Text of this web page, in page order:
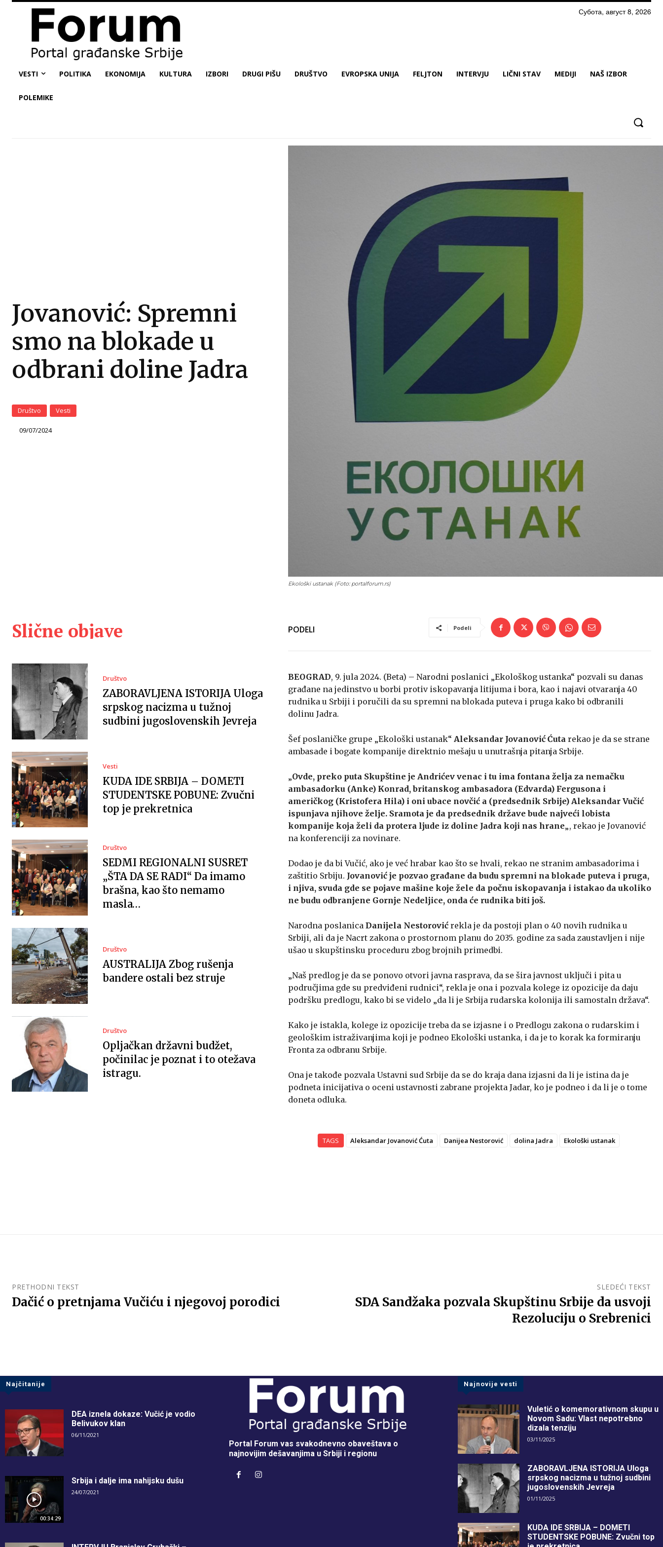
Субота, август 8, 2026
VESTI POLITIKA EKONOMIJA KULTURA IZBORI DRUGI PIŠU DRUŠTVO EVROPSKA UNIJA FELJTON INTERVJU LIČNI STAV MEDIJI NAŠ IZBOR
POLEMIKE
Jovanović: Spremni
smo na blokade u
odbrani doline Jadra
Društvo Vesti
09/07/2024
Ekološki ustanak (Foto: portalforum.rs)
Slične objave
Društvo
ZABORAVLJENA ISTORIJA Uloga
srpskog nacizma u tužnoj
sudbini jugoslovenskih Jevreja
Vesti
KUDA IDE SRBIJA – DOMETI
STUDENTSKE POBUNE: Zvučni
top je prekretnica
Društvo
SEDMI REGIONALNI SUSRET
„ŠTA DA SE RADI“ Da imamo
brašna, kao što nemamo
masla…
Društvo
AUSTRALIJA Zbog rušenja
bandere ostali bez struje
Društvo
Opljačkan državni budžet,
počinilac je poznat i to otežava
istragu.
PODELI Podeli
BEOGRAD, 9. jula 2024. (Beta) – Narodni poslanici „Ekološkog ustanka“ pozvali su danas
građane na jedinstvo u borbi protiv iskopavanja litijuma i bora, kao i najavi otvaranja 40
rudnika u Srbiji i poručili da su spremni na blokada puteva i pruga kako bi odbranili
dolinu Jadra.
Šef poslaničke grupe „Ekološki ustanak“ Aleksandar Jovanović Ćuta rekao je da se strane
ambasade i bogate kompanije direktnio mešaju u unutrašnja pitanja Srbije.
„Ovde, preko puta Skupštine je Andrićev venac i tu ima fontana želja za nemačku
ambasadorku (Anke) Konrad, britanskog ambasadora (Edvarda) Fergusona i
američkog (Kristofera Hila) i oni ubace novčić a (predsednik Srbije) Aleksandar Vučić
ispunjava njihove želje. Sramota je da predsednik države bude najveći lobista
kompanije koja želi da protera ljude iz doline Jadra koji nas hrane„, rekao je Jovanović
na konferenciji za novinare.
Dodao je da bi Vučić, ako je već hrabar kao što se hvali, rekao ne stranim ambasadorima i
zaštitio Srbiju. Jovanović je pozvao građane da budu spremni na blokade puteva i pruga,
i njiva, svuda gde se pojave mašine koje žele da počnu iskopavanja i istakao da ukoliko
ne budu odbranjene Gornje Nedeljice, onda će rudnika biti još.
Narodna poslanica Danijela Nestorović rekla je da postoji plan o 40 novih rudnika u
Srbiji, ali da je Nacrt zakona o prostornom planu do 2035. godine za sada zaustavljen i nije
ušao u skupštinsku proceduru zbog brojnih primedbi.
„Naš predlog je da se ponovo otvori javna rasprava, da se šira javnost uključi i pita u
područjima gde su predviđeni rudnici“, rekla je ona i pozvala kolege iz opozicije da daju
podršku predlogu, kako bi se videlo „da li je Srbija rudarska kolonija ili samostaln država“.
Kako je istakla, kolege iz opozicije treba da se izjasne i o Predlogu zakona o rudarskim i
geološkim istraživanjima koji je podneo Ekološki ustanka, i da je to korak ka formiranju
Fronta za odbranu Srbije.
Ona je takođe pozvala Ustavni sud Srbije da se do kraja dana izjasni da li je istina da je
podneta inicijativa o oceni ustavnosti zabrane projekta Jadar, ko je podneo i da li je o tome
doneta odluka.
TAGS Aleksandar Jovanović Ćuta Danijea Nestorović dolina Jadra Ekološki ustanak
PRETHODNI TEKST
Dačić o pretnjama Vučiću i njegovoj porodici
SLEDEĆI TEKST
SDA Sandžaka pozvala Skupštinu Srbije da usvoji
Rezoluciju o Srebrenici
Najčitanije
DEA iznela dokaze: Vučić je vodio
Belivukov klan
06/11/2021
00:34:29
Srbija i dalje ima nahijsku dušu
24/07/2021
Portal Forum vas svakodnevno obaveštava o
najnovijim dešavanjima u Srbiji i regionu
Najnovije vesti
Vuletić o komemorativnom skupu u
Novom Sadu: Vlast nepotrebno
dizala tenziju
03/11/2025
ZABORAVLJENA ISTORIJA Uloga
srpskog nacizma u tužnoj sudbini
jugoslovenskih Jevreja
01/11/2025
KUDA IDE SRBIJA – DOMETI
STUDENTSKE POBUNE: Zvučni top